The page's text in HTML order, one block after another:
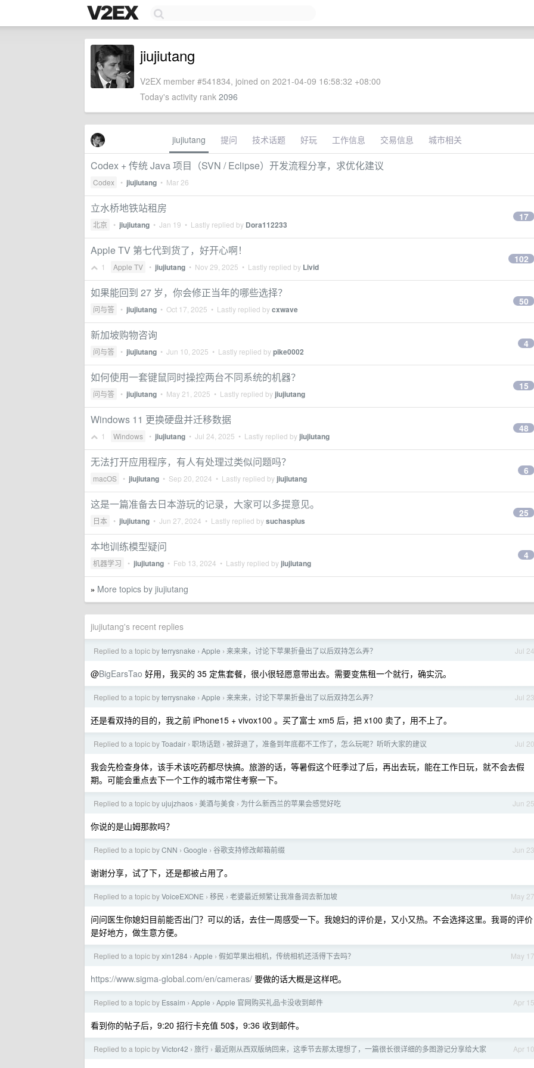
jiujiutang
V2EX member #541834, joined on 2021-04-09 16:58:32 +08:00
Today's activity rank 2096
jiujiutang 提问 技术话题 好玩 工作信息 交易信息 城市相关
Codex + 传统 Java 项目（SVN / Eclipse）开发流程分享，求优化建议
Codex • jiujiutang • Mar 26
立水桥地铁站租房
北京 • jiujiutang • Jan 19 • Lastly replied by Dora112233
17
Apple TV 第七代到货了，好开心啊！
1 Apple TV • jiujiutang • Nov 29, 2025 • Lastly replied by Livid
102
如果能回到 27 岁，你会修正当年的哪些选择？
问与答 • jiujiutang • Oct 17, 2025 • Lastly replied bycxwave
50
新加坡购物咨询
问与答 • jiujiutang • Jun 10, 2025 • Lastly replied bypike0002
4
如何使用一套键鼠同时操控两台不同系统的机器？
问与答 • jiujiutang • May 21, 2025 • Lastly replied by jiujiutang
15
Windows 11 更换硬盘并迁移数据
1 Windows • jiujiutang • Jul 24, 2025 • Lastly replied by jiujiutang
48
无法打开应用程序，有人有处理过类似问题吗？
macOS • jiujiutang • Sep 20, 2024 • Lastly replied by jiujiutang
6
这是一篇准备去日本游玩的记录，大家可以多提意见。
日本 • jiujiutang • Jun 27, 2024 • Lastly replied bysuchasplus
25
本地训练模型疑问
机器学习 • jiujiutang • Feb 13, 2024 • Lastly replied by jiujiutang
4
» More topics by jiujiutang
jiujiutang's recent replies
Jul 24
Replied to a topic byterrysnake › Apple › 来来来，讨论下苹果折叠出了以后双持怎么弄？
@BigEarsTao 好用，我买的 35 定焦套餐，很小很轻愿意带出去。需要变焦租一个就行，确实沉。
Jul 23
Replied to a topic byterrysnake › Apple › 来来来，讨论下苹果折叠出了以后双持怎么弄？
还是看双持的目的，我之前 iPhone15 + vivox100 。买了富士 xm5 后，把 x100 卖了，用不上了。
Jul 20
Replied to a topic byToadair › 职场话题 › 被辞退了，准备到年底都不工作了，怎么玩呢？听听大家的建议
我会先检查身体，该手术该吃药都尽快搞。旅游的话，等暑假这个旺季过了后，再出去玩，能在工作日玩，就不会去假
期。可能会重点去下一个工作的城市常住考察一下。
Jun 25
Replied to a topic byujujzhaos › 美酒与美食 › 为什么新西兰的苹果会感觉好吃
你说的是山姆那款吗？
Jun 23
Replied to a topic byCNN › Google › 谷歌支持修改邮箱前缀
谢谢分享，试了下，还是都被占用了。
May 27
Replied to a topic byVoiceEXONE › 移民 › 老婆最近频繁让我准备润去新加坡
问问医生你媳妇目前能否出门？可以的话，去住一周感受一下。我媳妇的评价是，又小又热。不会选择这里。我哥的评价
是好地方，做生意方便。
May 17
Replied to a topic byxin1284 › Apple › 假如苹果出相机，传统相机还活得下去吗？
https://www.sigma-global.com/en/cameras/ 要做的话大概是这样吧。
Apr 15
Replied to a topic by Essaim › Apple › Apple 官网购买礼品卡没收到邮件
看到你的帖子后，9:20 招行卡充值 50$，9:36 收到邮件。
Apr 10
Replied to a topic byVictor42 › 旅行 › 最近刚从西双版纳回来，这季节去那太理想了，一篇很长很详细的多图游记分享给大家